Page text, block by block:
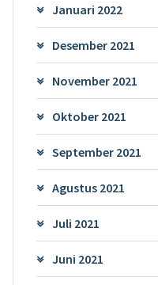
Januari 2022
Desember 2021
November 2021
Oktober 2021
September 2021
Agustus 2021
Juli 2021
Juni 2021